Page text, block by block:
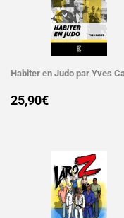
Habiter en Judo par Yves
PRIX
25,90€